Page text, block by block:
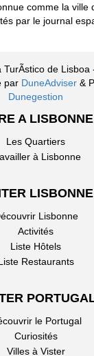
comme la ville
par le journal
de Lisboa
par DuneAdviser &
Dunegestion
A LISBONNE
Les Quartiers
à Lisbonne
LISBONNE
Lisbonne
Activités
Liste Hôtels
Restaurants
le Portugal
Curiosités
Villes à Vister